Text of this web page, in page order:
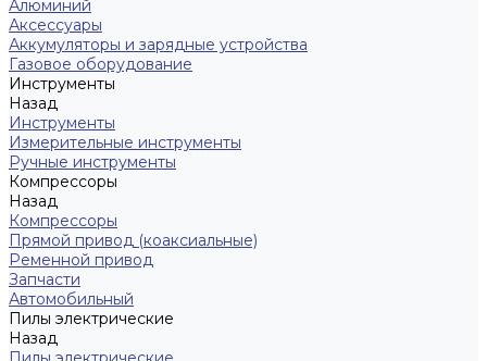
Алюминий
Аксессуары
Аккумуляторы и зарядные устройства
Газовое оборудование
Инструменты
Назад
Инструменты
Измерительные инструменты
Ручные инструменты
Компрессоры
Назад
Компрессоры
Прямой привод (коаксиальные)
Ременной привод
Запчасти
Автомобильный
Пилы электрические
Назад